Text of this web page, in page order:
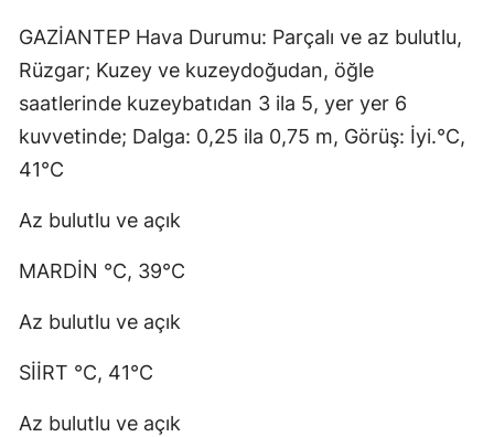
GAZİANTEP Hava Durumu: Parçalı ve az bulutlu,
Rüzgar; Kuzey ve kuzeydoğudan, öğle
saatlerinde kuzeybatıdan 3 ila 5, yer yer 6
kuvvetinde; Dalga: 0,25 ila 0,75 m, Görüş: İyi.°C,
41°C
Az bulutlu ve açık
MARDİN °C, 39°C
Az bulutlu ve açık
SİİRT °C, 41°C
Az bulutlu ve açık